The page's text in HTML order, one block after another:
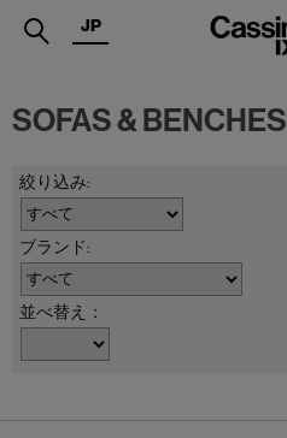
.
SERVICES
PROJECTS
MAGAZINE
SUPPORT
JP
SOFAS & BENCHES
並べ替え：